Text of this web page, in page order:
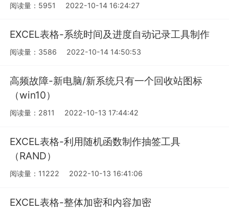
阅读量：5951 2022-10-14 16:24:27
EXCEL表格-系统时间及进度自动记录工具制作
阅读量：3586 2022-10-14 14:50:53
高频故障-新电脑/新系统只有一个回收站图标
（win10）
阅读量：2811 2022-10-13 17:44:42
EXCEL表格-利用随机函数制作抽签工具
（RAND）
阅读量：11222 2022-10-13 16:41:06
EXCEL表格-整体加密和内容加密